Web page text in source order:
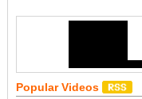
Popular Videos